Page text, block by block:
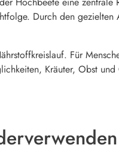
Durch den gezielten
Für
Kräuter, Obst